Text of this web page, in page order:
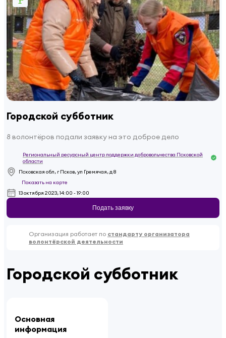
Городской субботник
8 волонтёров подали заявку на это доброе дело
Региональный ресурсный центр поддержки добровольчества Псковской
области
Псковская обл, г Псков, ул Гремячая, д 8
Показать на карте
13 октября 2023, 14:00 - 19:00
Подать заявку
Организация работает по стандарту организатора
волонтёрской деятельности
Городской субботник
Основная
информация